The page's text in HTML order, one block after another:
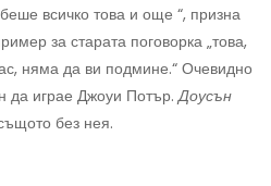
всичко това и още “, призна
за старата поговорка „това,
няма да ви подмине.“ Очевидно
да играе Джоуи Потър.Доусън
без нея.